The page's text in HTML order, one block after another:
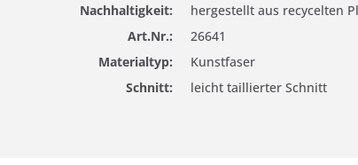
Nachhaltigkeit:
hergestellt aus recycelten
Art.Nr.:
26641
Materialtyp:
Kunstfaser
Schnitt:
leicht taillierter Schnitt